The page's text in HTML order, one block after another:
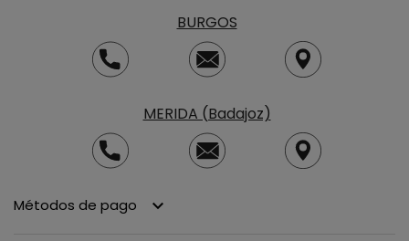
BURGOS
MERIDA (Badajoz)
Métodos de pago keyboard_arrow_down